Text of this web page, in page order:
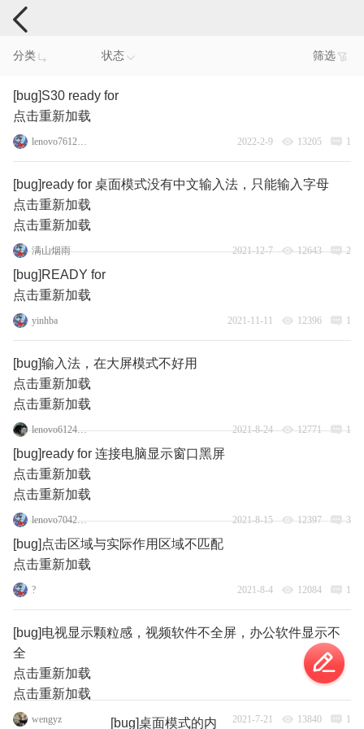
手机反馈
分类 状态 筛选
[bug]S30 ready for
点击重新加载
lenovo76129531 2022-2-9 13205 1
[bug]ready for 桌面模式没有中文输入法，只能输入字母
点击重新加载
点击重新加载
满山烟雨 2021-12-7 12643 2
[bug]READY for
点击重新加载
yinhba 2021-11-11 12396 1
[bug]输入法，在大屏模式不好用
点击重新加载
点击重新加载
lenovo61246067 2021-8-24 12771 1
[bug]ready for 连接电脑显示窗口黑屏
点击重新加载
点击重新加载
lenovo70427259 2021-8-15 12397 3
[bug]点击区域与实际作用区域不匹配
点击重新加载
? 2021-8-4 12084 1
[bug]电视显示颗粒感，视频软件不全屏，办公软件显示不
全
点击重新加载
点击重新加载
wengyz 2021-7-21 13840 1
[bug]桌面模式的内